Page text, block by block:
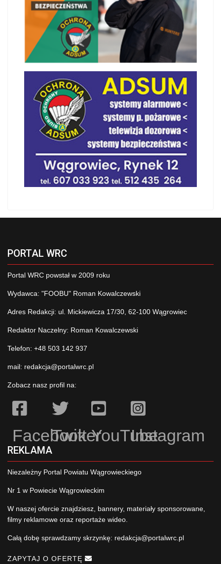
PORTAL WRC
Portal WRC powstał w 2009 roku
Wydawca: "FOOBU" Roman Kowalczewski
Adres Redakcji: ul. Mickiewicza 17/30, 62-100 Wągrowiec
Redaktor Naczelny: Roman Kowalczewski
Telefon: +48 503 142 937
mail: redakcja@portalwrc.pl
Zobacz nasz profil na:
Facebook
TwitterYouTubeInstagram
REKLAMA
Niezależny Portal Powiatu Wągrowieckiego
Nr 1 w Powiecie Wągrowieckim
W naszej ofercie znajdziesz, bannery, materiały sponsorowane,
filmy reklamowe oraz reportaże wideo.
Całą dobę sprawdzamy skrzynkę: redakcja@portalwrc.pl
ZAPYTAJ O OFERTĘ